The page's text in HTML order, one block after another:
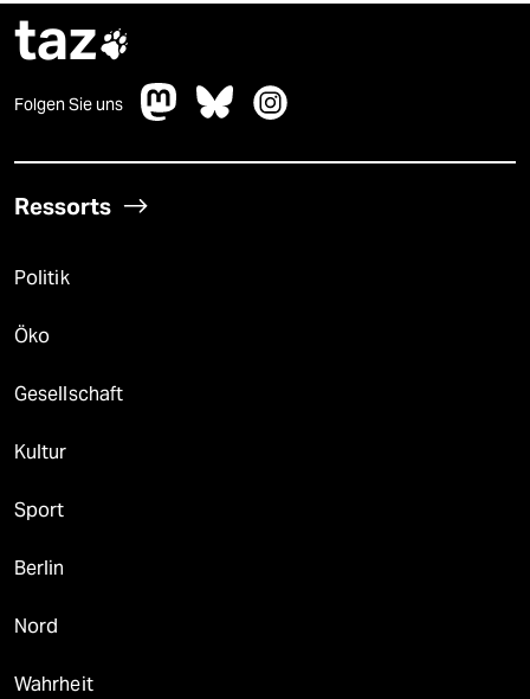
taz
Folgen Sie uns
Ressorts
Politik
Öko
Gesellschaft
Kultur
Sport
Berlin
Nord
Wahrheit